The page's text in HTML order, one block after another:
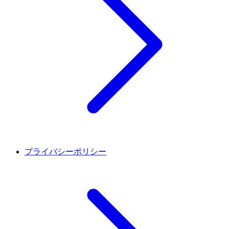
プライバシーポリシー